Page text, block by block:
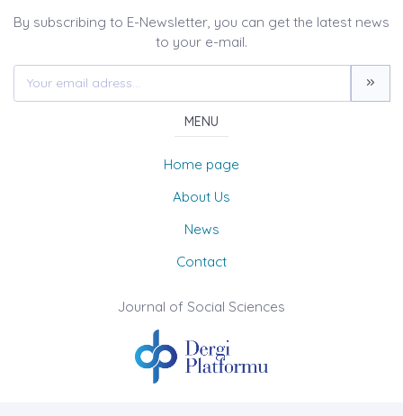
By subscribing to E-Newsletter, you can get the latest news
to your e-mail.
MENU
Home page
About Us
News
Contact
Journal of Social Sciences